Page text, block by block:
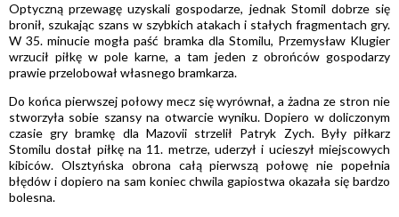
Optyczną przewagę uzyskali gospodarze, jednak Stomil dobrze się
bronił, szukając szans w szybkich atakach i stałych fragmentach gry.
W 35. minucie mogła paść bramka dla Stomilu, Przemysław Klugier
wrzucił piłkę w pole karne, a tam jeden z obrońców gospodarzy
prawie przelobował własnego bramkarza.
Do końca pierwszej połowy mecz się wyrównał, a żadna ze stron nie
stworzyła sobie szansy na otwarcie wyniku. Dopiero w doliczonym
czasie gry bramkę dla Mazovii strzelił Patryk Zych. Były piłkarz
Stomilu dostał piłkę na 11. metrze, uderzył i ucieszył miejscowych
kibiców. Olsztyńska obrona całą pierwszą połowę nie popełnia
błędów i dopiero na sam koniec chwila gapiostwa okazała się bardzo
bolesna.